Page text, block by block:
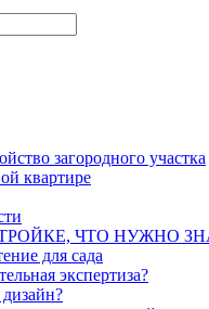
загородного участка
квартире
ЧТО НУЖНО
для сада
экспертиза?